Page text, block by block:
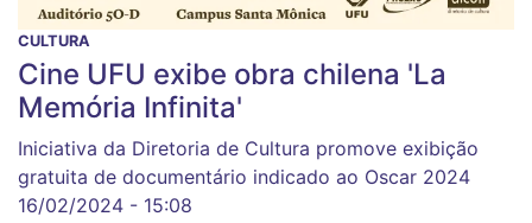
CULTURA
Cine UFU exibe obra chilena 'La
Memória Infinita'
Iniciativa da Diretoria de Cultura promove exibição
gratuita de documentário indicado ao Oscar 2024
16/02/2024 - 15:08